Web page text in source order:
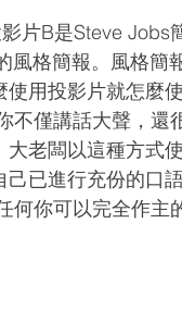
片B是Steve
風格簡報。風格簡
用投影片就怎麼
僅講話大聲，還
老闆以這種方式
已進行充份的口
你可以完全作主